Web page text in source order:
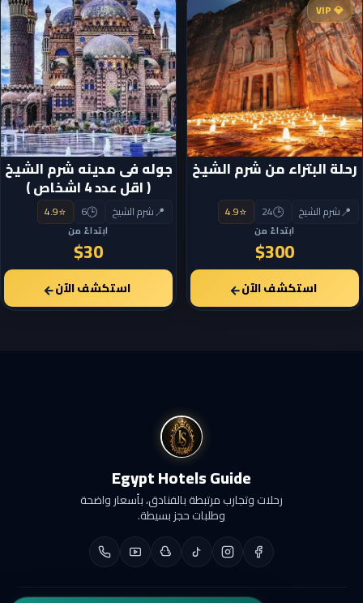
💎 VIP
رحلة البتراء من شرم الشيخ
📍شرم الشيخ 🕒
24
⭐
4.9
ابتداءً من
$300
استكشف الآن←
جوله فى مدينه شرم الشيخ
( اقل عدد 4 اشخاص )
📍شرم الشيخ 🕒
6
⭐
4.9
ابتداءً من
$30
استكشف الآن←
Egypt Hotels Guide
رحلات وتجارب مرتبطة بالفنادق، بأسعار واضحة
وطلبات حجز بسيطة.